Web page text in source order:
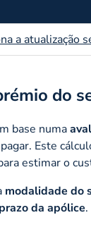
a atualização
do
base numa
Este
estimar o
modalidade do
prazo da apólice.